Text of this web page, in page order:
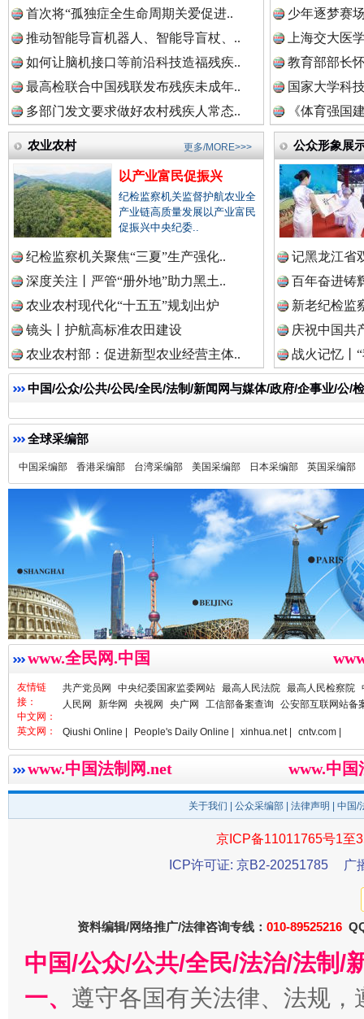
祁连巍巍树丰碑 高回报
一枚“钉子”竟然扎入要害部门
雄关漫道展新颜 “
衣柜里的秘密 高速路
首次将“孤独症全生命周期关爱促进..
推动智能导盲机器人、智能导盲杖、..
如何让脑机接口等前沿科技造福残疾..
最高检联合中国残联发布残疾未成年..
多部门发文要求做好农村残疾人常态..
少年逐梦赛
上海交大医
教育部部长
国家大学科
《体育强国
农业农村
以产业富民促振兴
纪检监察机关监督护航农业全
产业链高质量发展以产业富民
促振兴中央纪委..
纪检监察机关聚焦“三夏”生产强化..
深度关注丨严管“册外地”助力黑土..
农业农村现代化“十五五”规划出炉
镜头丨护航高标准农田建设
农业农村部：促进新型农业经营主体..
更多/MORE>>> 公众形象展
记黑龙江省
百年奋进铸
新老纪检监
庆祝中国共
战火记忆丨
中国/公众/公共/公民/全民/法制/新闻网与媒体/政府/企事业/公/
全球采编部
中国采编部 香港采编部 台湾采编部 美国采编部 日本采编部 英国采编部
www.全民网.中国
友情链
接：
中文网：
共产党员网 中央纪委国家监委网站 最高人民法院 最高人民检察院
人民网
新华网 央视网 央广网 工信部备案查询 公安部互联网站备
英文网： Qiushi Online | People's Daily Online | xinhua.net | cntv.com |
www.中国法制网.net www.中
关于我们 公众采编部 法律声明 | 中国
京ICP备11011765号1至
ICP许可证: 京B2-20251785
广
资料编辑/网络推广/法律咨询专线： 010-89525216
中国/公众/公共/全民/法治/法制/
一、 遵守各国有关法律、法规